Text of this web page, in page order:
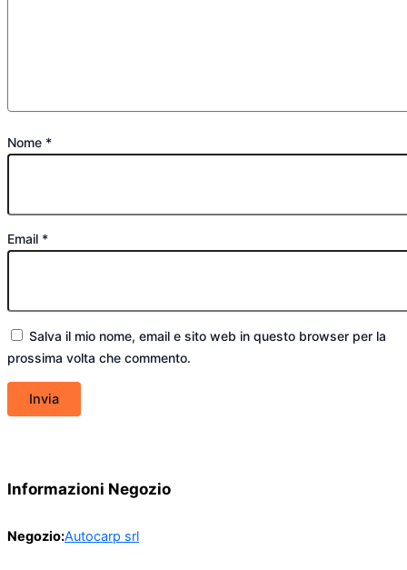
Nome *
Email *
Salva il mio nome, email e sito web in questo browser per la
prossima volta che commento.
Informazioni Negozio
Negozio:Autocarp srl